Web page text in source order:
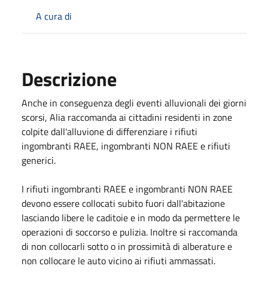
A cura di
Descrizione
Anche in conseguenza degli eventi alluvionali dei giorni
scorsi, Alia raccomanda ai cittadini residenti in zone
colpite dall'alluvione di differenziare i rifiuti
ingombranti RAEE, ingombranti NON RAEE e rifiuti
generici.
I rifiuti ingombranti RAEE e ingombranti NON RAEE
devono essere collocati subito fuori dall'abitazione
lasciando libere le caditoie e in modo da permettere le
operazioni di soccorso e pulizia. Inoltre si raccomanda
di non collocarli sotto o in prossimità di alberature e
non collocare le auto vicino ai rifiuti ammassati.